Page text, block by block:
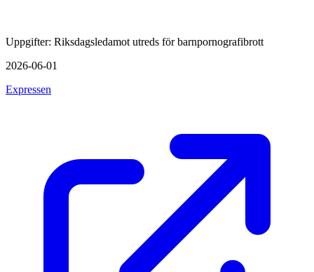
Uppgifter: Riksdagsledamot utreds för barnpornografibrott
2026-06-01
Expressen